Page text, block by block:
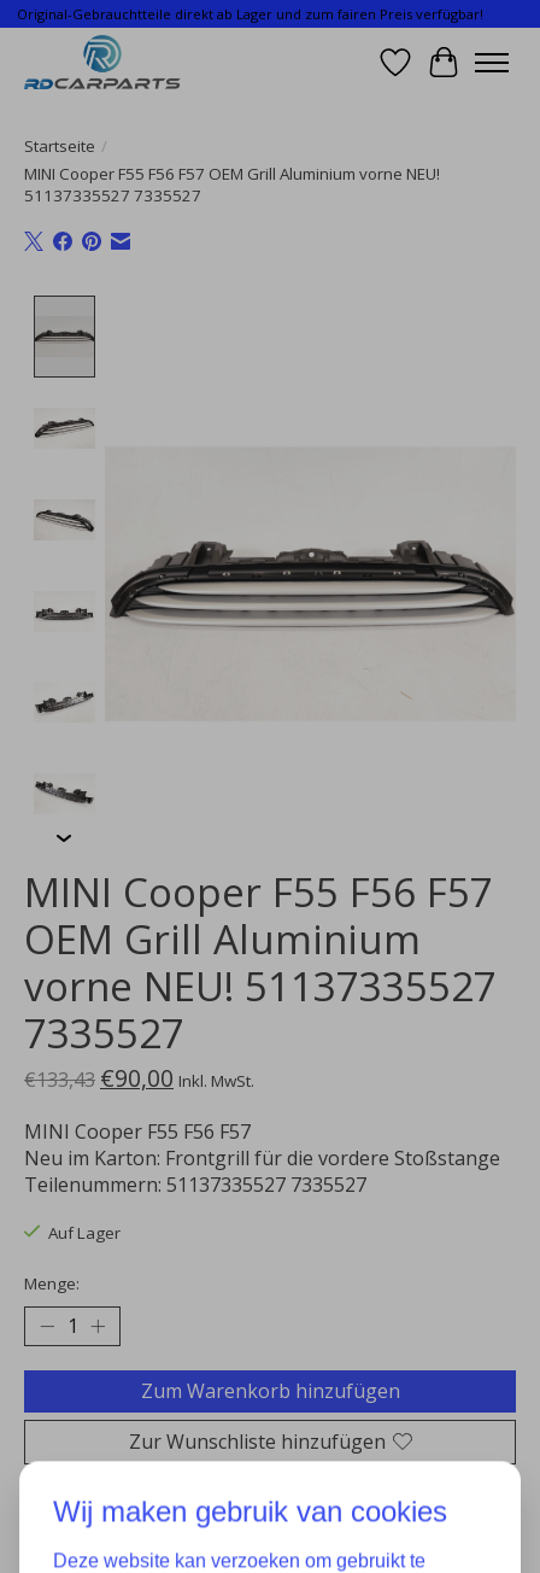
Original-Gebrauchtteile direkt ab Lager und zum fairen Preis verfügbar!
Wunschzettel
Ihr
Startseite /
MINI Cooper F55 F56 F57 OEM Grill Aluminium vorne NEU!
51137335527 7335527
MINI Cooper F55 F56 F57
OEM Grill Aluminium
vorne NEU! 51137335527
7335527
€133,43 €90,00 Inkl. MwSt.
MINI Cooper F55 F56 F57
Neu im Karton: Frontgrill für die vordere Stoßstange
Teilenummern: 51137335527 7335527
Auf Lager
Menge:
Zum Warenkorb hinzufügen
Zur Wunschliste hinzufügen
Wij maken gebruik van cookies
Deze website kan verzoeken om gebruikt te